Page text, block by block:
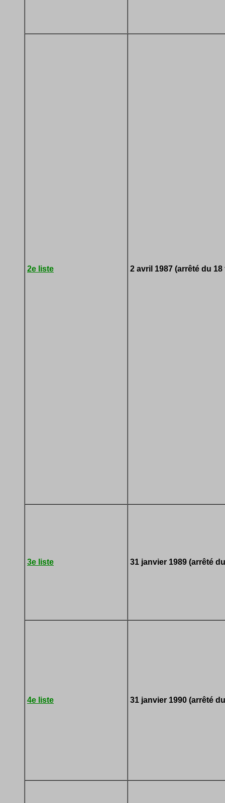
2e liste 2 avril 1987 (arrêté du 18
3e liste 31 janvier 1989 (arrêté
4e liste 31 janvier 1990 (arrêté